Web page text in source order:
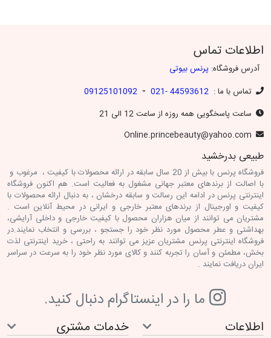
اطلاعات تماس
آدرس فروشگاه: پرنس بیوتی
تماس با ما : 44593612 -021
-
09125101092
ساعت پاسخگویی همه روزه از ساعت 12 الی 21
طبیعی بدرخشید
فروشگاه پرنس با بیش از 20 سال سابقه در ارائه محصولات با کیفیت ، مرغوب و
با اصالت از برندهای معتبر جهانی مشغول به فعالیت است. هم اکنون فروشگاه
اینترنتی پرنس در ادامه این رسالت و سابقه درخشان ، به دنبال ارائه محصولات با
کیفیت و اورجینال از برندهای معتبر خارجی و ایرانی در محیط آنلاین است .
مشتریان می توانند از میان هزاران محصول با کیفیت خارجی و داخلی آرایشی،
بهداشتی و عطر محصول مورد نظر خود را جستجو ، بررسی و انتخاب نمایند.در
فروشگاه اینترنتی پرنس مشتریان عزیز می توانند به راحتی ، خرید اینترنتی لذت
بخش، مطمئن و آسان را تجربه کنند و کالای مورد نظر خود را به سرعت در سراسر
ایران دریافت نمایند .
ما را در اينستاگرام دنبال کنيد.
اطلاعات خدمات مشتری